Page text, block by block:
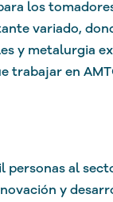
los
variado,
y metalurgia
trabajar en
personas al
y